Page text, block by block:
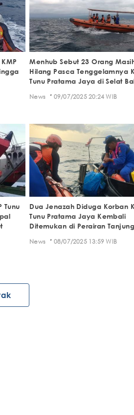
Menhub Sebut 23 Orang
Hilang Pasca Tenggelamnya
Tunu Pratama Jaya di Selat
News · 09/07/2025 20:24 WIB
Tunu
Dua Jenazah Diduga Korban
Tunu Pratama Jaya Kembali
Ditemukan di Perairan
News · 08/07/2025 13:59 WIB